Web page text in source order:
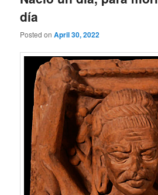
día
Posted onApril 30, 2022